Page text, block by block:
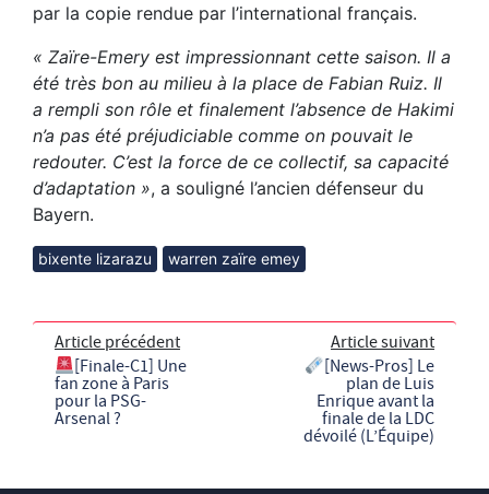
par la copie rendue par l’international français.
« Zaïre-Emery est impressionnant cette saison. Il a
été très bon au milieu à la place de Fabian Ruiz. Il
a rempli son rôle et finalement l’absence de Hakimi
n’a pas été préjudiciable comme on pouvait le
redouter. C’est la force de ce collectif, sa capacité
d’adaptation », a souligné l’ancien défenseur du
Bayern.
bixente lizarazu warren zaïre emey
Article précédent
[Finale-C1] Une
fan zone à Paris
pour la PSG-
Arsenal ?
Article suivant
[News-Pros] Le
plan de Luis
Enrique avant la
finale de la LDC
dévoilé (L’Équipe)